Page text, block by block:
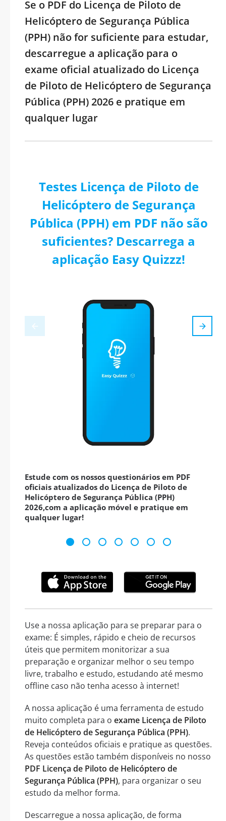
Se o PDF do Licença de Piloto de
Helicóptero de Segurança Pública
(PPH) não for suficiente para estudar,
descarregue a aplicação para o
exame oficial atualizado do Licença
de Piloto de Helicóptero de Segurança
Pública (PPH) 2026 e pratique em
qualquer lugar
Testes Licença de Piloto de
Helicóptero de Segurança
Pública (PPH) em PDF não são
suficientes? Descarrega a
aplicação Easy Quizzz!
Estude com os nossos questionários em PDF
oficiais atualizados do Licença de Piloto de
Helicóptero de Segurança Pública (PPH)
2026,com a aplicação móvel e pratique em
qualquer lugar!
Use a nossa aplicação para se preparar para o
exame: É simples, rápido e cheio de recursos
úteis que permitem monitorizar a sua
preparação e organizar melhor o seu tempo
livre, trabalho e estudo, estudando até mesmo
offline caso não tenha acesso à internet!
A nossa aplicação é uma ferramenta de estudo
muito completa para o exame Licença de Piloto
de Helicóptero de Segurança Pública (PPH).
Reveja conteúdos oficiais e pratique as questões.
As questões estão também disponíveis no nosso
PDF Licença de Piloto de Helicóptero de
Segurança Pública (PPH), para organizar o seu
estudo da melhor forma.
Descarregue a nossa aplicação, de forma